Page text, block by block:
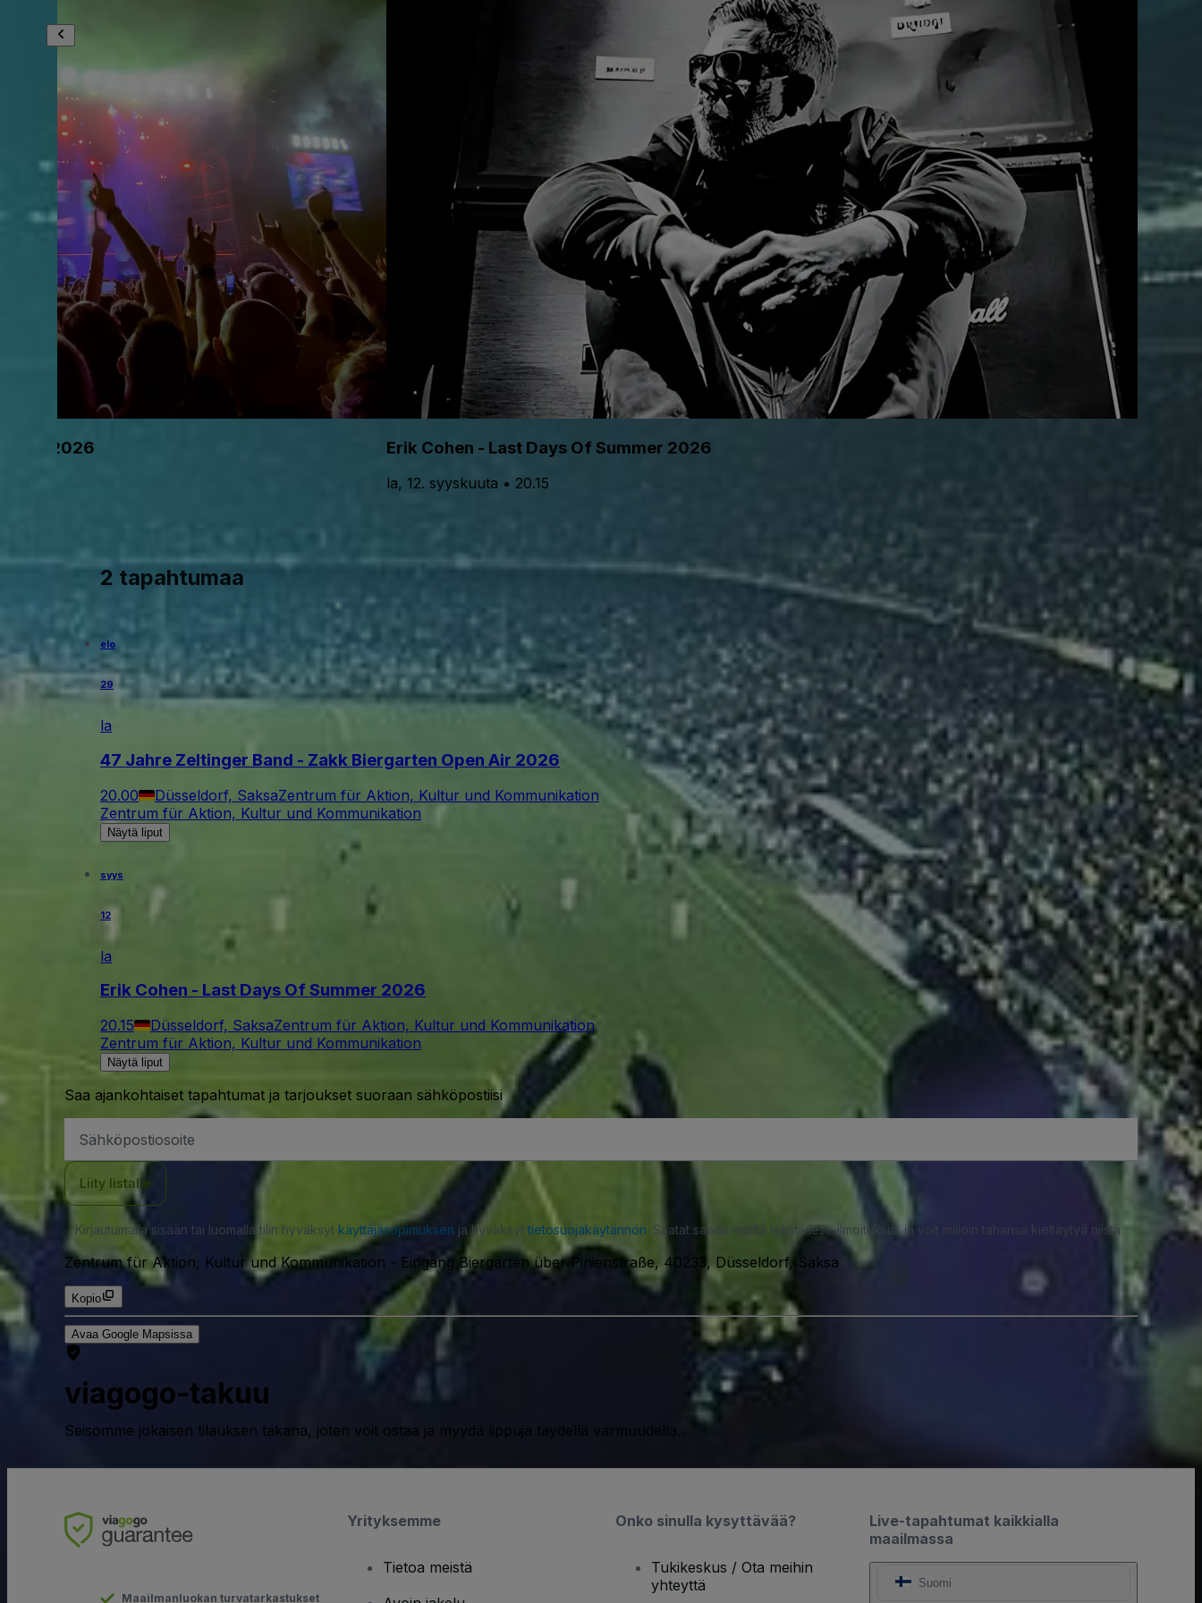
Air 2026 Erik Cohen - Last Days Of Summer 2026
la, 12. syyskuuta • 20.15
2 tapahtumaa
elo
29
la
47 Jahre Zeltinger Band - Zakk Biergarten Open Air 2026
20.00 Düsseldorf, SaksaZentrum für Aktion, Kultur und Kommunikation
Zentrum für Aktion, Kultur und Kommunikation
Näytä liput
syys
12
la
Erik Cohen - Last Days Of Summer 2026
20.15 Düsseldorf, SaksaZentrum für Aktion, Kultur und Kommunikation
Zentrum für Aktion, Kultur und Kommunikation
Näytä liput
Saa ajankohtaiset tapahtumat ja tarjoukset suoraan sähköpostiisi
Liity listalle
Kirjautumalla sisään tai luomalla tilin hyväksyt käyttäjäsopimuksen ja hyväksyt tietosuojakäytännön . Saatat saada meiltä tekstiviesti-ilmoituksia, ja voit milloin tahansa kieltäytyä niistä.
Zentrum für Aktion, Kultur und Kommunikation - Eingang Biergarten über Pinienstraße, 40233, Düsseldorf, Saksa
Kopio
Avaa Google Mapsissa
viagogo-takuu
Seisomme jokaisen tilauksen takana, joten voit ostaa ja myydä lippuja täydellä varmuudella.
Live-tapahtumat kaikkialla
maailmassa
Suomi
Maailmanluokan turvatarkastukset
Yrityksemme
Tietoa meistä
Onko sinulla kysyttävää?
Tukikeskus / Ota meihin
yhteyttä